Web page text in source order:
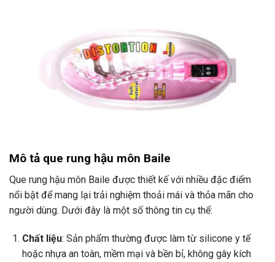
Mô tả que rung hậu môn Baile
Que rung hậu môn Baile được thiết kế với nhiều đặc điểm
nổi bật để mang lại trải nghiệm thoải mái và thỏa mãn cho
người dùng. Dưới đây là một số thông tin cụ thể:
Chất liệu: Sản phẩm thường được làm từ silicone y tế
hoặc nhựa an toàn, mềm mại và bền bỉ, không gây kích